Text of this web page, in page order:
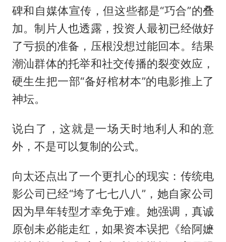
碑和自媒体宣传，但这些都是“巧合”的叠
加。制片人也透露，投资人最初已经做好
了亏损的准备，压根没想过能回本。结果
潮汕群体的托举和社交传播的裂变效应，
硬生生把一部“备好棺材本”的电影推上了
神坛。
说白了，这就是一场天时地利人和的意
外，不是可以复制的公式。
向太还点出了一个更扎心的现实：传统电
影公司已经“垮了七七八八”，她自家公司
因为早年转型才幸免于难。她强调，真诚
原创未必能走红，如果资本误把《给阿嬷